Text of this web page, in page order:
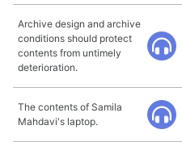
Archive design and archive
conditions should protect
contents from untimely
deterioration.
The contents of Samila
Mahdavi's laptop.